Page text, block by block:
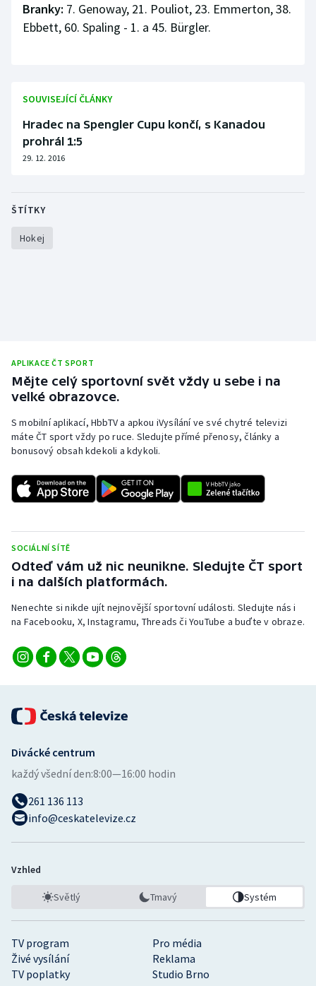
Sportovní střelba
Vodní slalom
Ostatní
Branky: 7. Genoway, 21. Pouliot, 23. Emmerton, 38.
Ebbett, 60. Spaling - 1. a 45. Bürgler.
SOUVISEJÍCÍ ČLÁNKY
Hradec na Spengler Cupu končí, s Kanadou
prohrál 1:5
29. 12. 2016
ŠTÍTKY
Hokej
APLIKACE ČT SPORT
Mějte celý sportovní svět vždy u sebe i na
velké obrazovce.
S mobilní aplikací, HbbTV a apkou iVysílání ve své chytré televizi
máte ČT sport vždy po ruce. Sledujte přímé přenosy, články a
bonusový obsah kdekoli a kdykoli.
SOCIÁLNÍ SÍTĚ
Odteď vám už nic neunikne. Sledujte ČT sport
i na dalších platformách.
Nenechte si nikde ujít nejnovější sportovní události. Sledujte nás i
na Facebooku, X, Instagramu, Threads či YouTube a buďte v obraze.
TV program
Pro média
Živé vysílání
Reklama
TV poplatky
Studio Brno
Divácké centrum
každý všední den:8:00—16:00 hodin
261 136 113
info@ceskatelevize.cz
Vzhled
Světlý Tmavý Systém